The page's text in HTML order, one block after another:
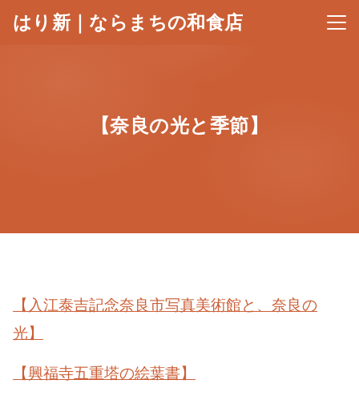
はり新｜ならまちの和食店 メニ
【奈良の光と季節】
【入江泰吉記念奈良市写真美術館と、奈良の
光】
【興福寺五重塔の絵葉書】